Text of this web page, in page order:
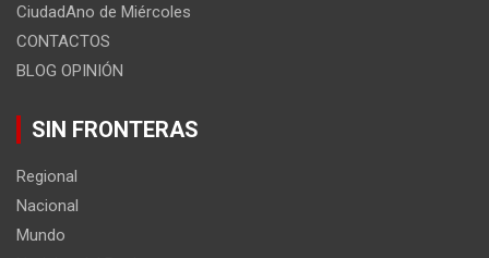
CiudadAno de Miércoles
CONTACTOS
BLOG OPINIÓN
SIN FRONTERAS
Regional
Nacional
Mundo